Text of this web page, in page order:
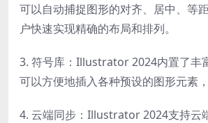
可以自动捕捉图形的对齐、居中、等
户快速实现精确的布局和排列。
3. 符号库：Illustrator 2024内置了丰
可以方便地插入各种预设的图形元素
4. 云端同步：Illustrator 2024支持云